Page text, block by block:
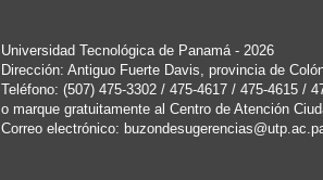
Universidad Tecnológica de Panamá - 2026
Dirección: Antiguo Fuerte Davis, provincia de
Teléfono: (507) 475-3302 / 475-4617 / 475-4615 /
o marque gratuitamente al Centro de Atención
Correo electrónico: